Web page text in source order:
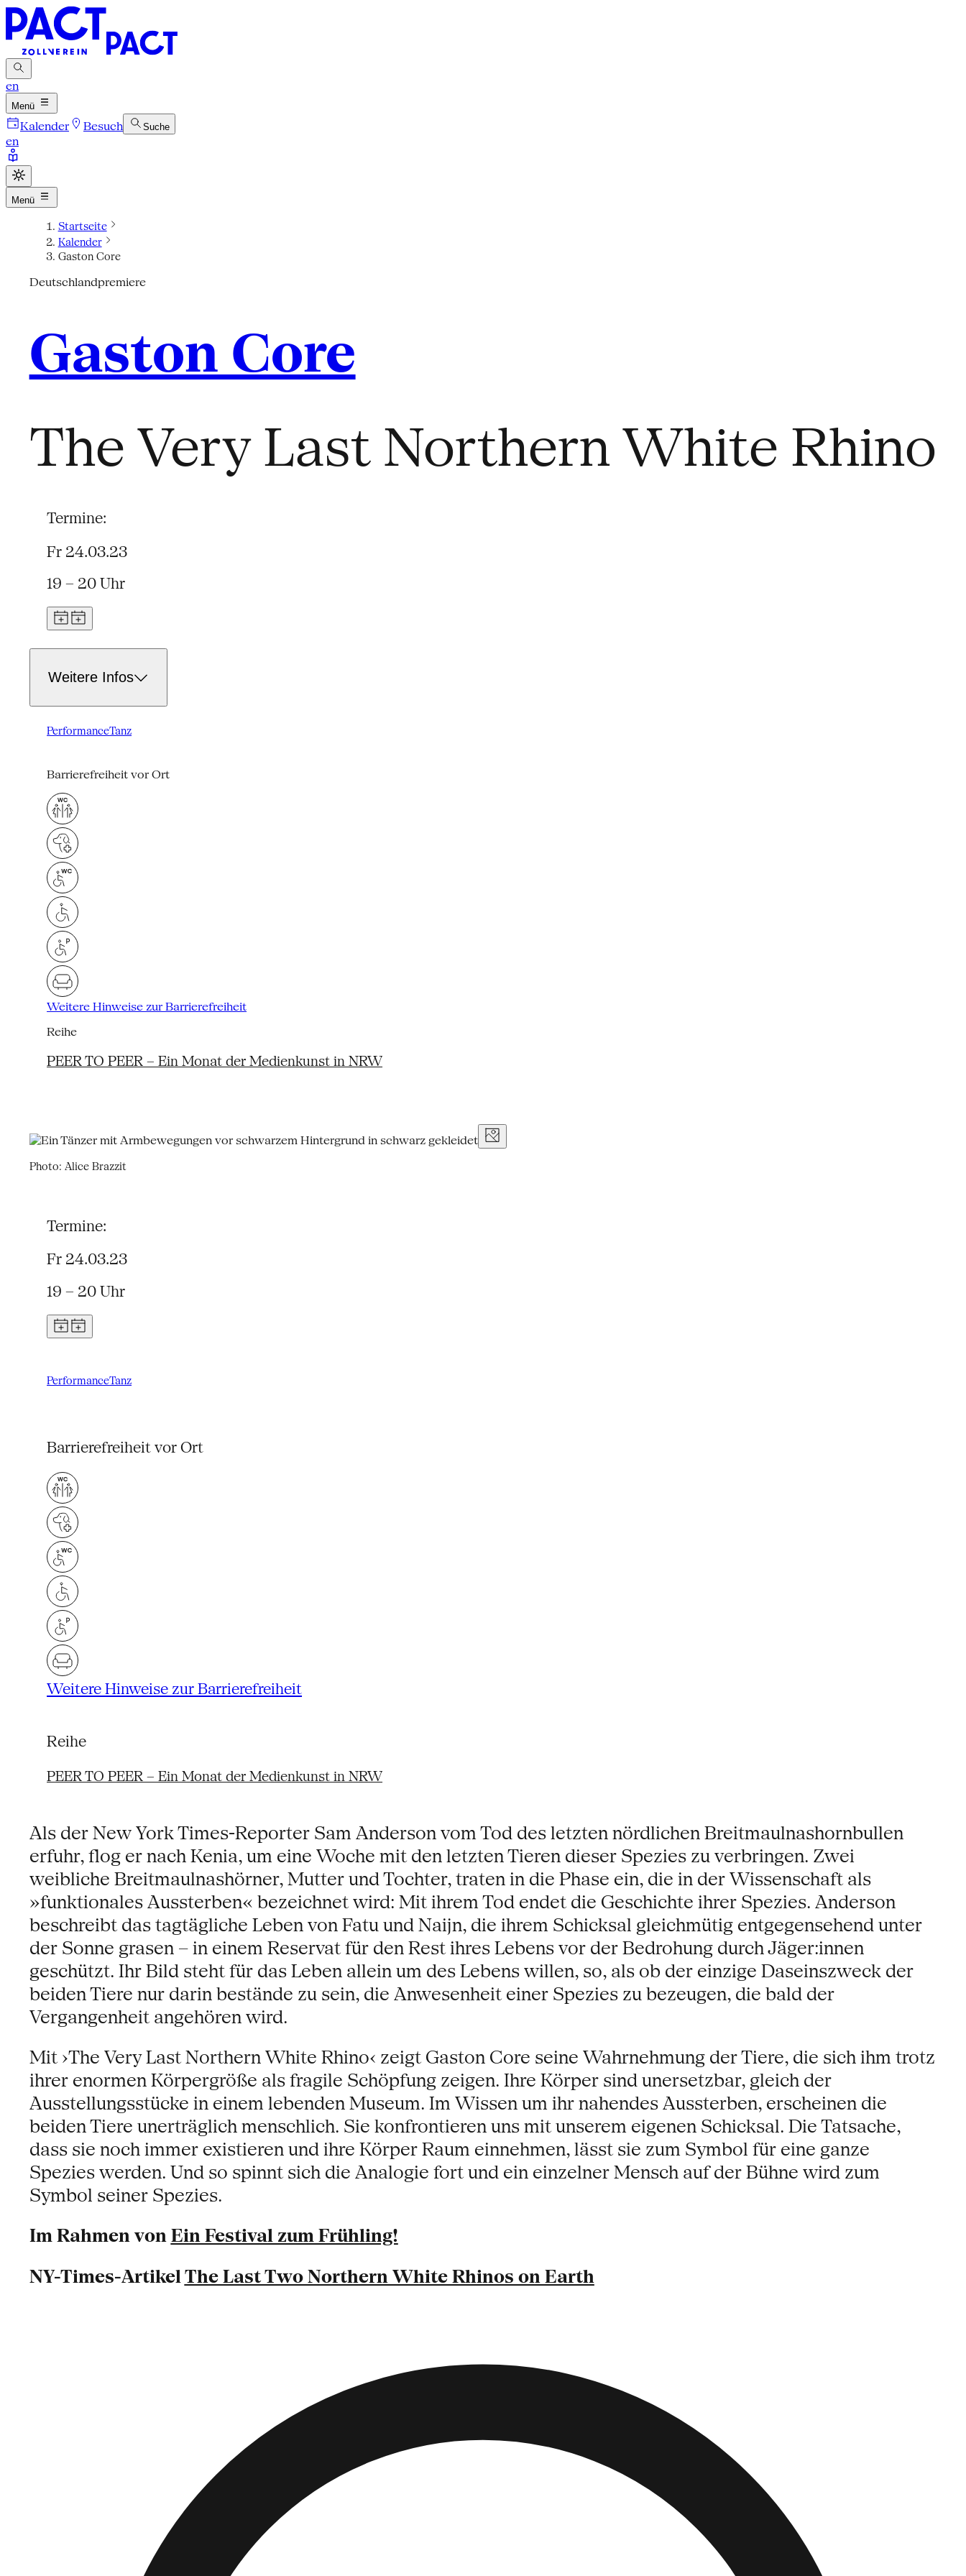
en
Menü
Kalender Besuch Suche
en
Menü
Startseite
Kalender
Gaston Core
Deutschlandpremiere
Gaston Core
The Very Last Northern White Rhino
Termine:
Fr 24.03.23
19 – 20 Uhr
Weitere Infos
PerformanceTanz
Barrierefreiheit vor Ort
Weitere Hinweise zur Barrierefreiheit
Reihe
PEER TO PEER – Ein Monat der Medienkunst in NRW
Photo: Alice Brazzit
Termine:
Fr 24.03.23
19 – 20 Uhr
PerformanceTanz
Barrierefreiheit vor Ort
Weitere Hinweise zur Barrierefreiheit
Reihe
PEER TO PEER – Ein Monat der Medienkunst in NRW
Als der New York Times-Reporter Sam Anderson vom Tod des letzten nördlichen Breitmaulnashornbullen
erfuhr, flog er nach Kenia, um eine Woche mit den letzten Tieren dieser Spezies zu verbringen. Zwei
weibliche Breitmaulnashörner, Mutter und Tochter, traten in die Phase ein, die in der Wissenschaft als
»funktionales Aussterben« bezeichnet wird: Mit ihrem Tod endet die Geschichte ihrer Spezies. Anderson
beschreibt das tagtägliche Leben von Fatu und Naijn, die ihrem Schicksal gleichmütig entgegensehend unter
der Sonne grasen – in einem Reservat für den Rest ihres Lebens vor der Bedrohung durch Jäger:innen
geschützt. Ihr Bild steht für das Leben allein um des Lebens willen, so, als ob der einzige Daseinszweck der
beiden Tiere nur darin bestände zu sein, die Anwesenheit einer Spezies zu bezeugen, die bald der
Vergangenheit angehören wird.
Mit ›The Very Last Northern White Rhino‹ zeigt Gaston Core seine Wahrnehmung der Tiere, die sich ihm trotz
ihrer enormen Körpergröße als fragile Schöpfung zeigen. Ihre Körper sind unersetzbar, gleich der
Ausstellungsstücke in einem lebenden Museum. Im Wissen um ihr nahendes Aussterben, erscheinen die
beiden Tiere unerträglich menschlich. Sie konfrontieren uns mit unserem eigenen Schicksal. Die Tatsache,
dass sie noch immer existieren und ihre Körper Raum einnehmen, lässt sie zum Symbol für eine ganze
Spezies werden. Und so spinnt sich die Analogie fort und ein einzelner Mensch auf der Bühne wird zum
Symbol seiner Spezies.
Im Rahmen von Ein Festival zum Frühling!
NY-Times-ArtikelThe Last Two Northern White Rhinos on Earth